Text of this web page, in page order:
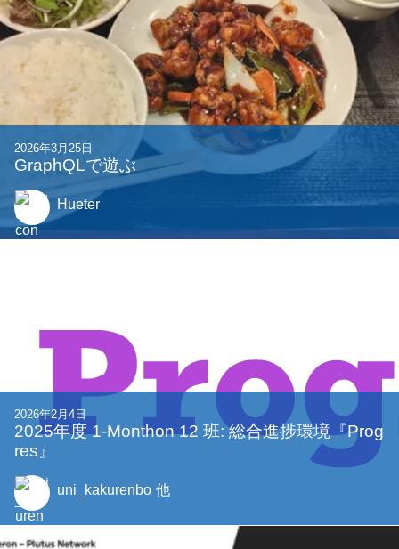
2026年3月25日
GraphQLで遊ぶ
Hueter
2026年2月4日
2025年度 1-Monthon 12 班: 総合進捗環境『Prog
res』
uni_kakurenbo 他